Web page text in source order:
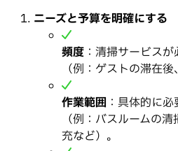
ニーズと予算を明確にする
頻度 ：清掃サービス
（例：ゲストの滞在後
作業範囲 ：具体的に
（例：バスルームの
充など）。